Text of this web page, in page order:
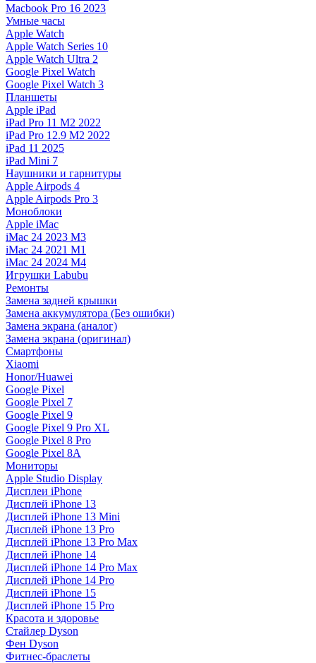
Macbook Pro 16 2023
Умные часы
Apple Watch
Apple Watch Series 10
Apple Watch Ultra 2
Google Pixel Watch
Google Pixel Watch 3
Планшеты
Apple iPad
iPad Pro 11 M2 2022
iPad Pro 12.9 M2 2022
iPad 11 2025
iPad Mini 7
Наушники и гарнитуры
Apple Airpods 4
Apple Airpods Pro 3
Моноблоки
Apple iMac
iMac 24 2023 M3
iMac 24 2021 M1
iMac 24 2024 M4
Игрушки Labubu
Ремонты
Замена задней крышки
Замена аккумулятора (Без ошибки)
Замена экрана (аналог)
Замена экрана (оригинал)
Смартфоны
Xiaomi
Honor/Huawei
Google Pixel
Google Pixel 7
Google Pixel 9
Google Pixel 9 Pro XL
Google Pixel 8 Pro
Google Pixel 8A
Мониторы
Apple Studio Display
Дисплеи iPhone
Дисплей iPhone 13
Дисплей iPhone 13 Mini
Дисплей iPhone 13 Pro
Дисплей iPhone 13 Pro Max
Дисплей iPhone 14
Дисплей iPhone 14 Pro Max
Дисплей iPhone 14 Pro
Дисплей iPhone 15
Дисплей iPhone 15 Pro
Красота и здоровье
Стайлер Dyson
Фен Dyson
Фитнес-браслеты